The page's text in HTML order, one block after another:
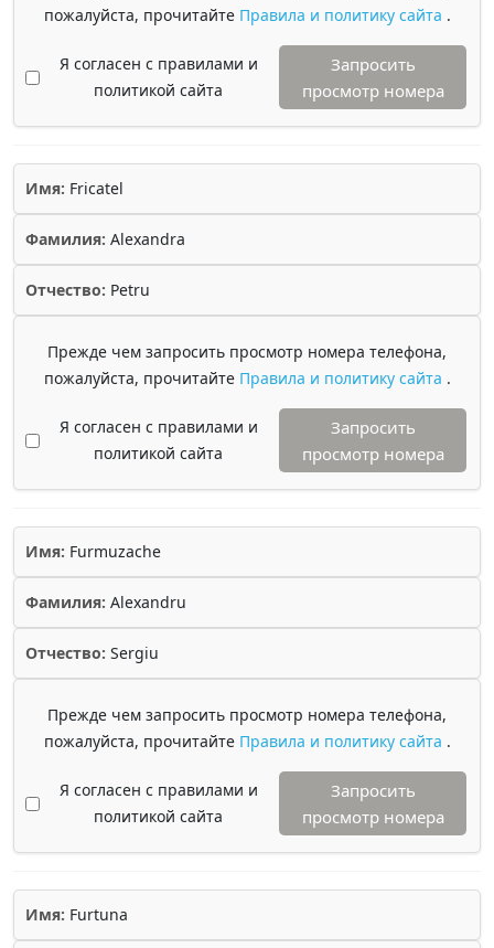
пожалуйста, прочитайте Правила и политику сайта .
Я согласен с правилами и
политикой сайта
Запросить
просмотр номера
Имя: Fricatel
Фамилия: Alexandra
Отчество: Petru
Прежде чем запросить просмотр номера телефона,
пожалуйста, прочитайте Правила и политику сайта .
Я согласен с правилами и
политикой сайта
Запросить
просмотр номера
Имя: Furmuzache
Фамилия: Alexandru
Отчество: Sergiu
Прежде чем запросить просмотр номера телефона,
пожалуйста, прочитайте Правила и политику сайта .
Я согласен с правилами и
политикой сайта
Запросить
просмотр номера
Имя: Furtuna